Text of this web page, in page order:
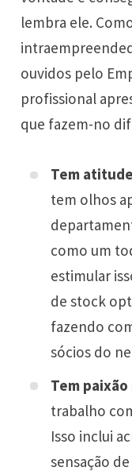
lembra ele.
ouvidos pelo
profissional
que fazem-no
Tem
tem olhos
como um
estimular
de stock
fazendo
sócios do
Tem
trabalho
Isso inclui
sensação